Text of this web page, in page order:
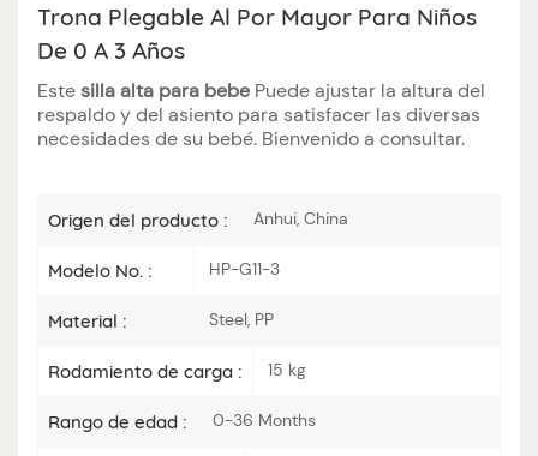
Trona Plegable Al Por Mayor Para Niños
De 0 A 3 Años
Estesilla alta para bebe Puede ajustar la altura del
respaldo y del asiento para satisfacer las diversas
necesidades de su bebé. Bienvenido a consultar.
Origen del producto : Anhui, China
Modelo No. : HP-G11-3
Material : Steel, PP
Rodamiento de carga : 15 kg
Rango de edad : 0-36 Months